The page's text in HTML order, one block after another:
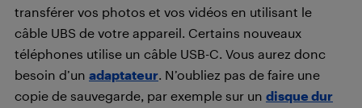
transférer vos photos et vos vidéos en utilisant le
câble UBS de votre appareil. Certains nouveaux
téléphones utilise un câble USB-C. Vous aurez donc
besoin d’un adaptateur. N’oubliez pas de faire une
copie de sauvegarde, par exemple sur un disque dur